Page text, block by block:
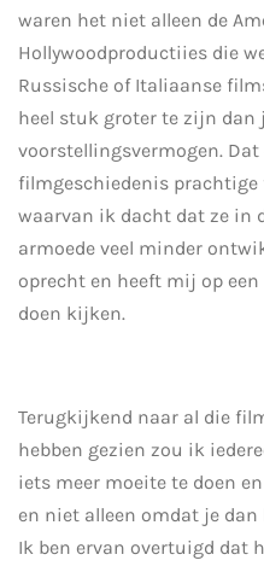
waren het niet alleen de
Hollywoodproductiies die
Russische of Italiaanse
heel stuk groter te zijn dan
voorstellingsvermogen. Dat
filmgeschiedenis
waarvan ik dacht dat ze in
armoede veel minder
oprecht en heeft mij op
doen kijken.
Terugkijkend naar al die
hebben gezien zou ik
iets meer moeite te doen
en niet alleen omdat je
Ik ben ervan overtuigd dat